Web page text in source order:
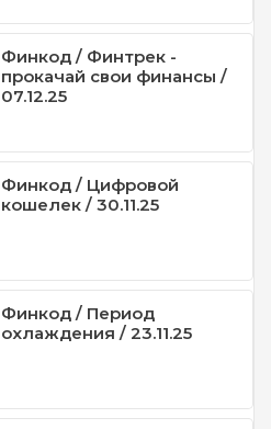
Финкод / Финтрек -
прокачай свои финансы /
07.12.25
Финкод / Цифровой
кошелек / 30.11.25
Финкод / Период
охлаждения / 23.11.25